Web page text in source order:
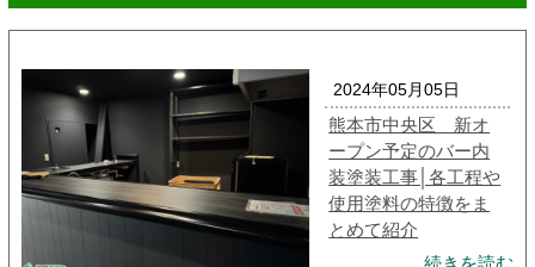
2024年05月05日
熊本市中央区 新オ
ープン予定のバー内
装塗装工事│各工程や
使用塗料の特徴をま
とめて紹介
続きを読む